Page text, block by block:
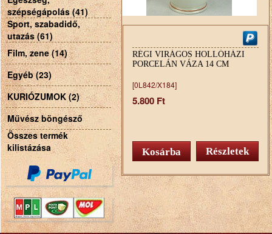
szépségápolás (41)
Sport, szabadidő,
utazás (61)
Film, zene (14)
Egyéb (23)
KURIÓZUMOK (2)
Művész böngésző
Összes termék
kilistázása
RÉGI VIRÁGOS HOLLÓHÁZI
PORCELÁN VÁZA 14 CM
[0L842/X184]
5.800 Ft
Részletek